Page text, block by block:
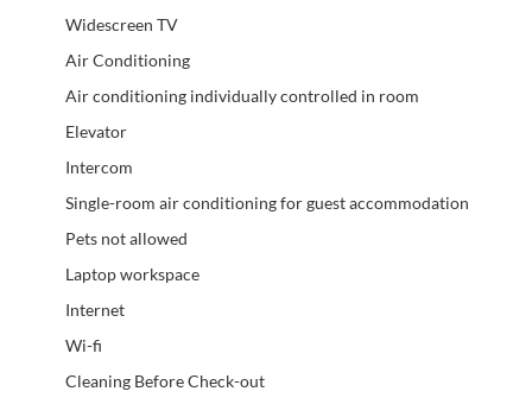
Widescreen TV
Air Conditioning
Air conditioning individually controlled in room
Elevator
Intercom
Single-room air conditioning for guest accommodation
Pets not allowed
Laptop workspace
Internet
Wi-fi
Cleaning Before Check-out